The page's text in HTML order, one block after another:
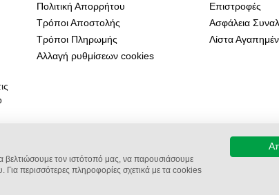
Πολιτική Απορρήτου
Τρόποι Αποστολής
Τρόποι Πληρωμής
Αλλαγή ρυθμίσεων cookies
Επιστροφές
Ασφάλεια
Λίστα
τον ιστότοπό μας, να παρουσιάσουμε
Για περισσότερες πληροφορίες σχετικά με τα cookies